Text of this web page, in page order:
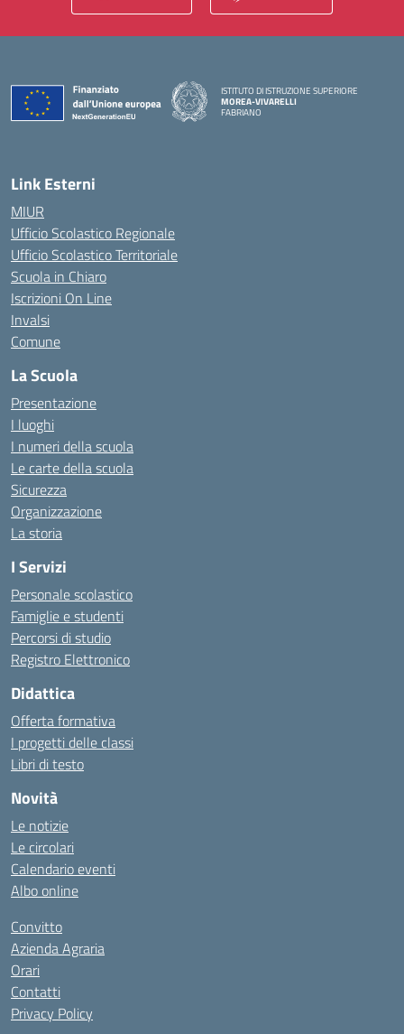
ISTITUTO DI ISTRUZIONE SUPERIORE
MOREA-VIVARELLI
FABRIANO
Link Esterni
MIUR
Ufficio Scolastico Regionale
Ufficio Scolastico Territoriale
Scuola in Chiaro
Iscrizioni On Line
Invalsi
Comune
La Scuola
Presentazione
I luoghi
I numeri della scuola
Le carte della scuola
Sicurezza
Organizzazione
La storia
I Servizi
Personale scolastico
Famiglie e studenti
Percorsi di studio
Registro Elettronico
Didattica
Offerta formativa
I progetti delle classi
Libri di testo
Novità
Le notizie
Le circolari
Calendario eventi
Albo online
Convitto
Azienda Agraria
Orari
Contatti
Privacy Policy